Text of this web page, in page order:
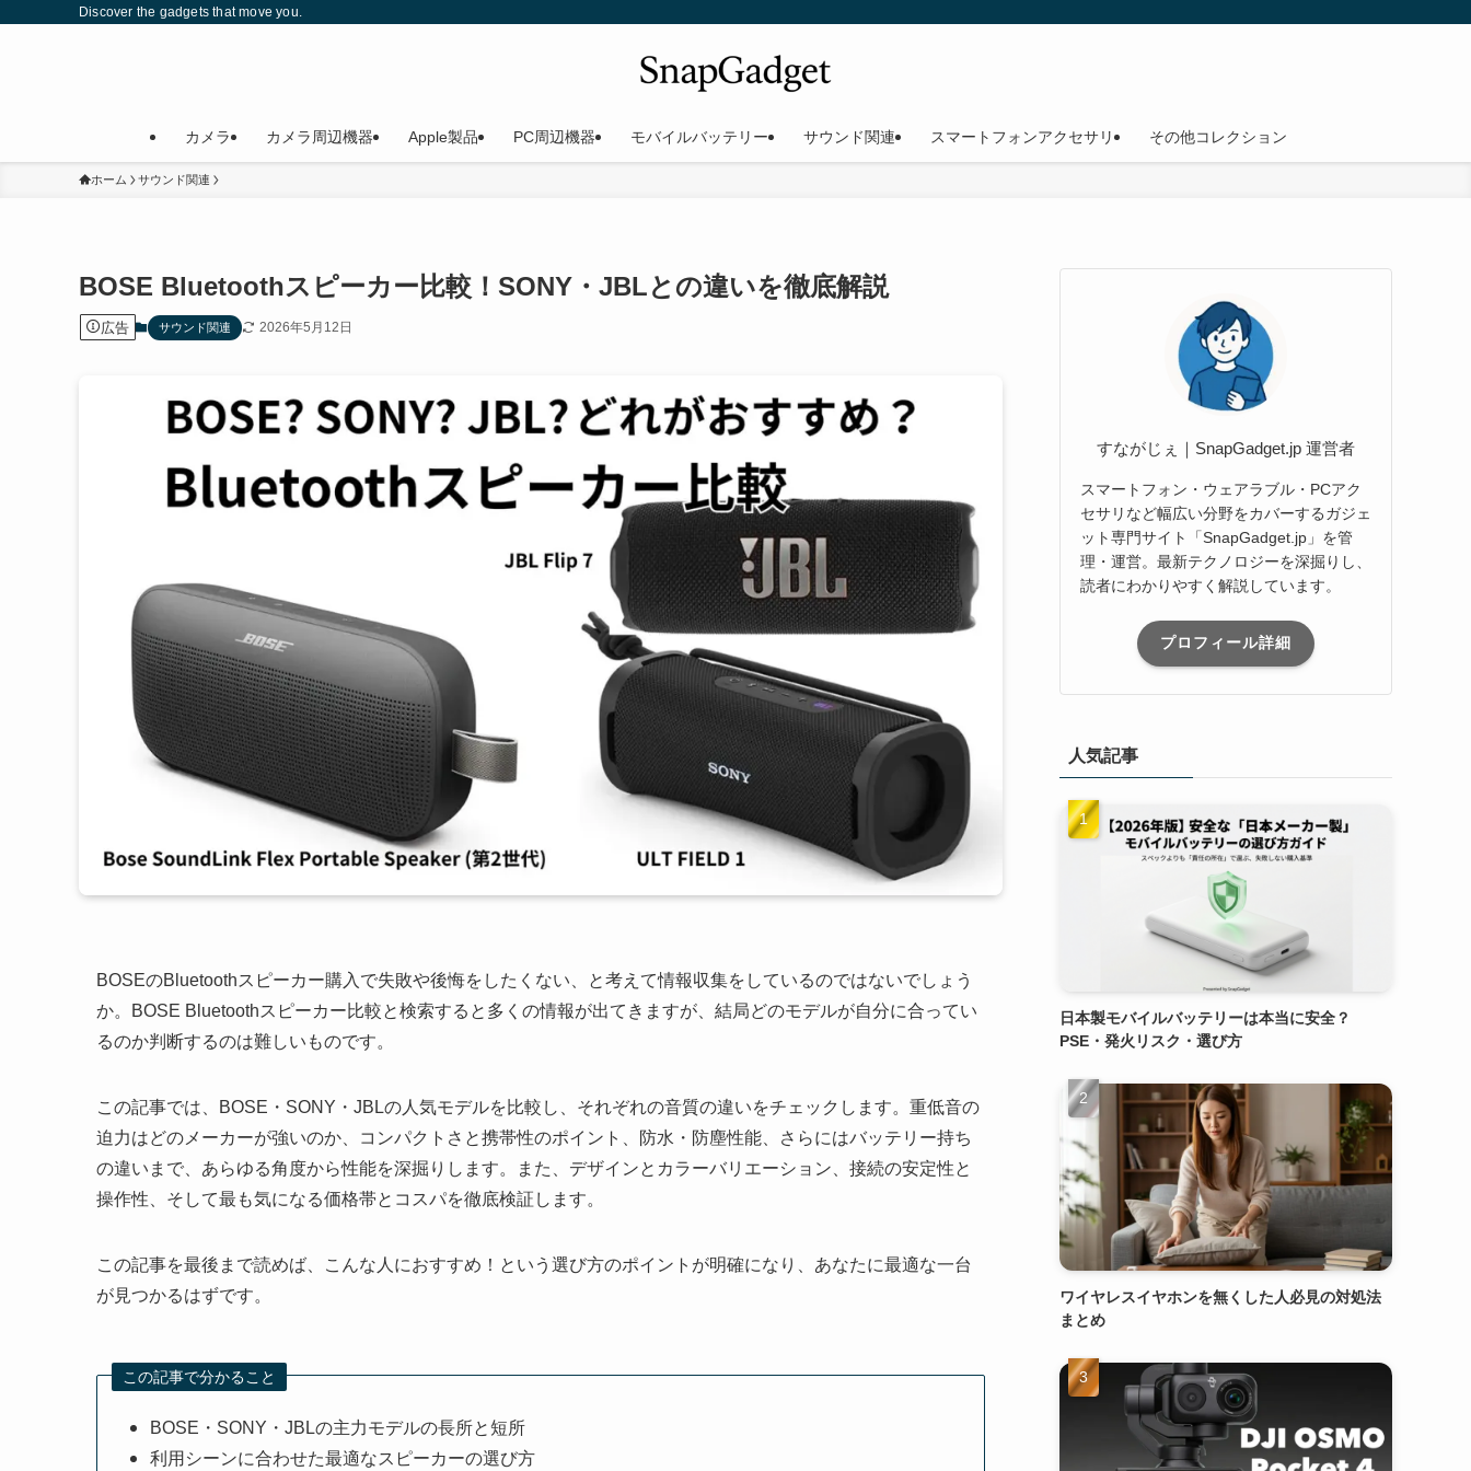
Discover the gadgets that move you.
カメラ カメラ周辺機器 Apple製品 PC周辺機器 モバイルバッテリー サウンド関連 スマートフォンアクセサリ その他コレクション
ホーム サウンド関連
BOSE Bluetoothスピーカー比較！SONY・JBLとの違いを徹底解説
広告 サウンド関連 2026年5月12日
BOSEのBluetoothスピーカー購入で失敗や後悔をしたくない、と考えて情報収集をしているのではないでしょう
か。BOSE Bluetoothスピーカー比較と検索すると多くの情報が出てきますが、結局どのモデルが自分に合ってい
るのか判断するのは難しいものです。
この記事では、BOSE・SONY・JBLの人気モデルを比較し、それぞれの音質の違いをチェックします。重低音の
迫力はどのメーカーが強いのか、コンパクトさと携帯性のポイント、防水・防塵性能、さらにはバッテリー持ち
の違いまで、あらゆる角度から性能を深掘りします。また、デザインとカラーバリエーション、接続の安定性と
操作性、そして最も気になる価格帯とコスパを徹底検証します。
この記事を最後まで読めば、こんな人におすすめ！という選び方のポイントが明確になり、あなたに最適な一台
が見つかるはずです。
この記事で分かること
BOSE・SONY・JBLの主力モデルの長所と短所
利用シーンに合わせた最適なスピーカーの選び方
すながじぇ｜SnapGadget.jp 運営者
スマートフォン・ウェアラブル・PCアク
セサリなど幅広い分野をカバーするガジェ
ット専門サイト「SnapGadget.jp」を管
理・運営。最新テクノロジーを深掘りし、
読者にわかりやすく解説しています。
プロフィール詳細
人気記事
日本製モバイルバッテリーは本当に安全？
PSE・発火リスク・選び方
ワイヤレスイヤホンを無くした人必見の対処法
まとめ